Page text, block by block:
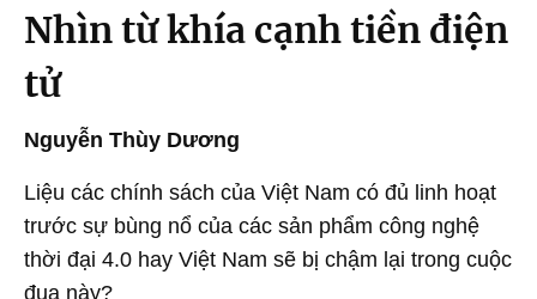
Nhìn từ khía cạnh tiền điện
tử
Nguyễn Thùy Dương
Liệu các chính sách của Việt Nam có đủ linh hoạt
trước sự bùng nổ của các sản phẩm công nghệ
thời đại 4.0 hay Việt Nam sẽ bị chậm lại trong cuộc
đua này?